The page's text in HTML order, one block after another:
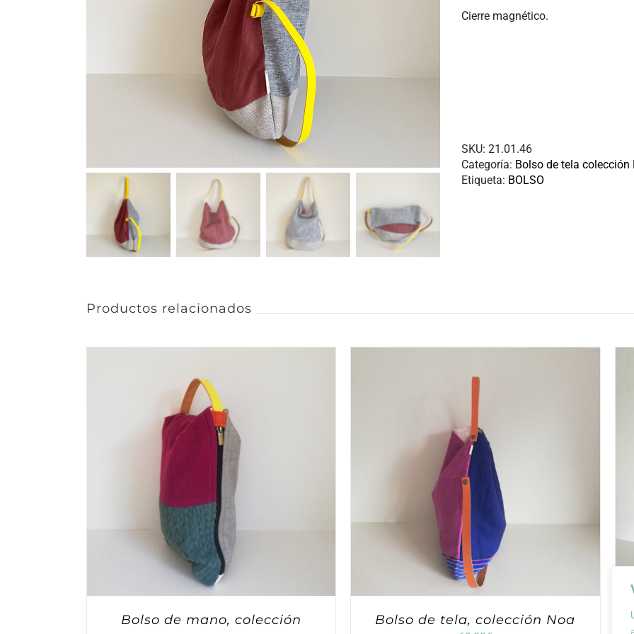
Cierre magnético.
SKU: 21.01.46
Categoría: Bolso de tela colección
Etiqueta: BOLSO
Productos relacionados
Bolso de mano, colección
Bolso de tela, colección Noa